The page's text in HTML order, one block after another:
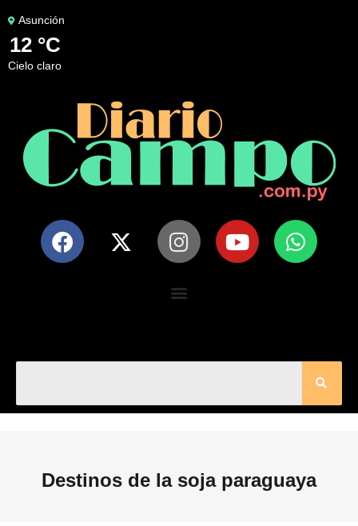
Asunción
12 °C
cielo claro
Destinos de la soja paraguaya